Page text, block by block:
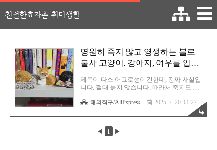
친절한효자손 취미생활
영원히 죽지 않고 영생하는 불로
불사 고양이, 강아지, 여우를 입양
제목이 다소 어그로성이긴한데, 진짜 사실입
니다. 절대 늙지 않습니다. 따라서 죽지도 않
잘 한다면 말이죠. 그렇습니다. 녀석들은 생
명체가 아닌 인형입니다. 알리에서 딱 봤을
때 무조건 대려와야겠다는 생각이었습니
다. 저는 동물을 좋아합니다. 하지만 키울 자
신은 없습니다. 만약 키우게 된다면 정말 사
해외직구/AliExpress 2025. 2. 20. 01:27
◀ 1 ▶